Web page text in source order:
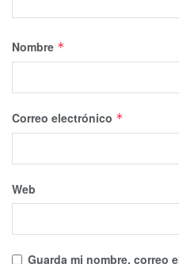
Nombre *
Correo electrónico *
Web
Guarda mi nombre, correo